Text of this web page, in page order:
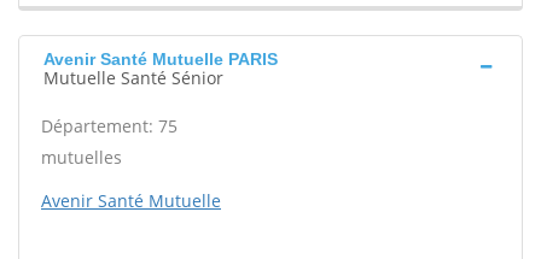
Avenir Santé Mutuelle PARIS
Mutuelle Santé Sénior
Département: 75
mutuelles
Avenir Santé Mutuelle